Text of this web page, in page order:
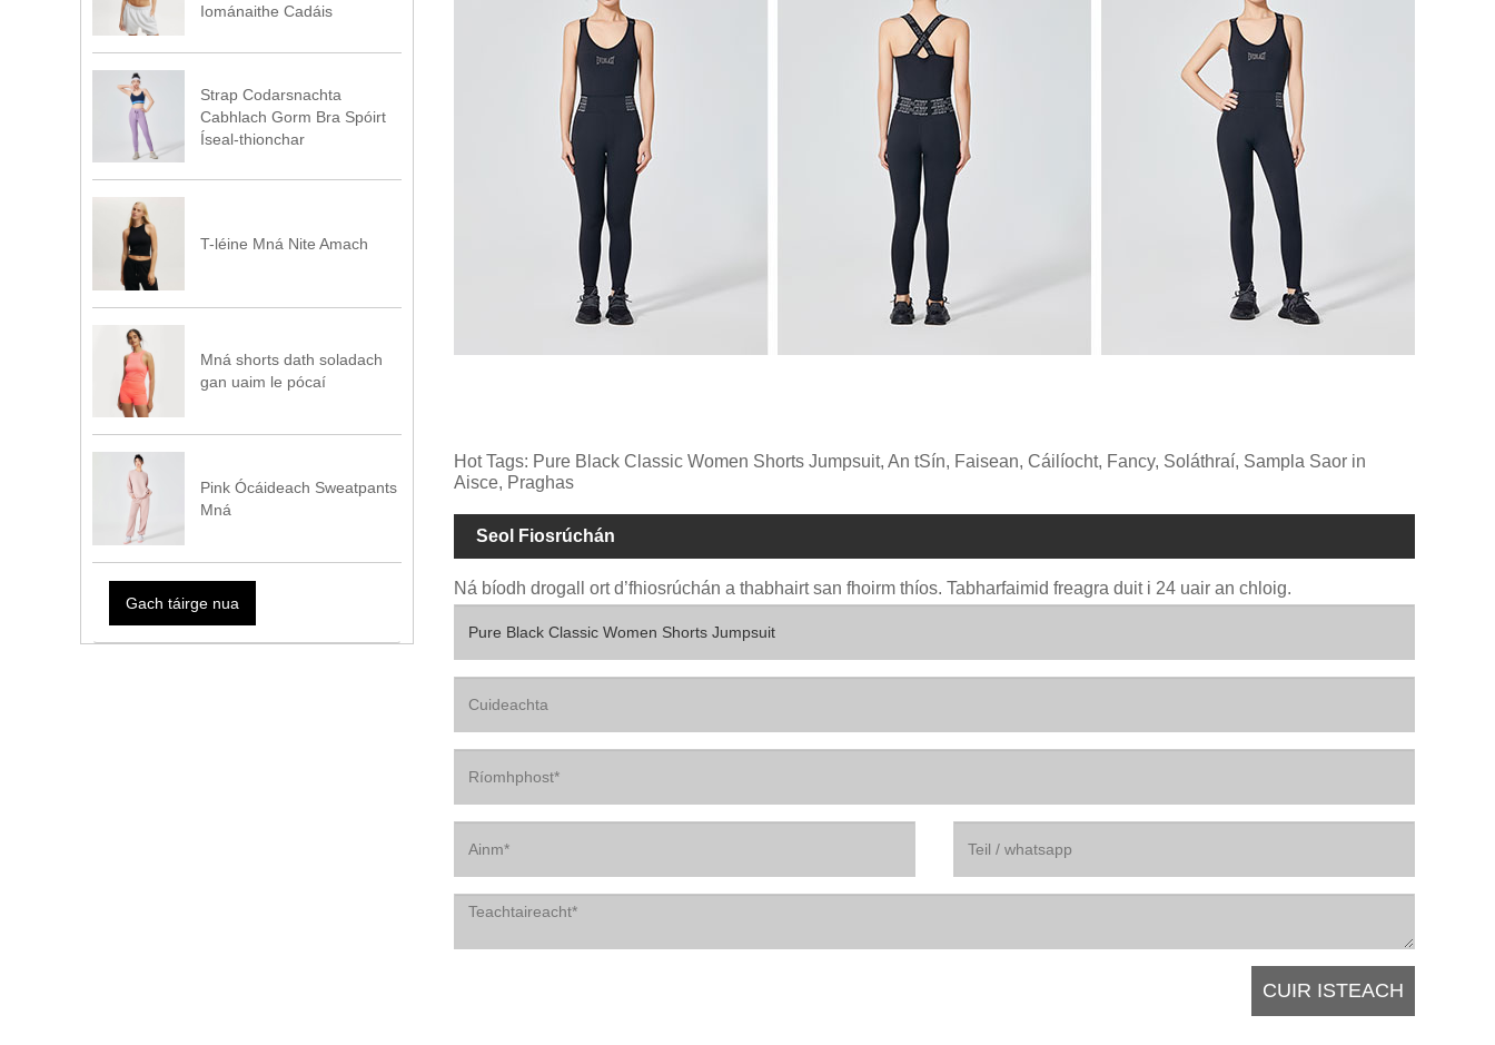
Iománaithe Cadáis
Strap Codarsnachta
Cabhlach Gorm Bra Spóirt
Íseal-thionchar
T-léine Mná Nite Amach
Mná shorts dath soladach
gan uaim le pócaí
Pink Ócáideach Sweatpants
Mná
Gach táirge nua
Hot Tags: Pure Black Classic Women Shorts Jumpsuit, An tSín, Faisean, Cáilíocht, Fancy, Soláthraí, Sampla Saor in
Aisce, Praghas
Seol Fiosrúchán
Ná bíodh drogall ort d’fhiosrúchán a thabhairt san fhoirm thíos. Tabharfaimid freagra duit i 24 uair an chloig.